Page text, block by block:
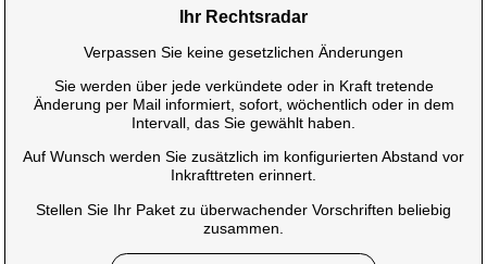
Ihr Rechtsradar
Verpassen Sie keine gesetzlichen Änderungen
Sie werden über jede verkündete oder in Kraft tretende
Änderung per Mail informiert, sofort, wöchentlich oder in dem
Intervall, das Sie gewählt haben.
Auf Wunsch werden Sie zusätzlich im konfigurierten Abstand vor
Inkrafttreten erinnert.
Stellen Sie Ihr Paket zu überwachender Vorschriften beliebig
zusammen.